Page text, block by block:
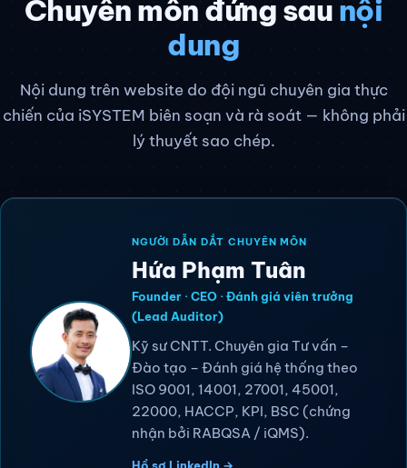
UY TÍN & CHUYÊN MÔN
Chuyên môn đứng saunội
dung
NGƯỜI DẪN DẮT CHUYÊN MÔN
Hứa Phạm Tuân
Founder · CEO · Đánh giá viên trưởng
(Lead Auditor)
Kỹ sư CNTT. Chuyên gia Tư vấn –
Đào tạo – Đánh giá hệ thống theo
ISO 9001, 14001, 27001, 45001,